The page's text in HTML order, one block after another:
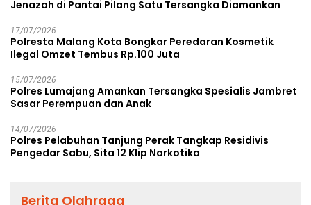
Jenazah di Pantai Pilang Satu Tersangka Diamankan
17/07/2026
Polresta Malang Kota Bongkar Peredaran Kosmetik
Ilegal Omzet Tembus Rp.100 Juta
15/07/2026
Polres Lumajang Amankan Tersangka Spesialis Jambret
Sasar Perempuan dan Anak
14/07/2026
Polres Pelabuhan Tanjung Perak Tangkap Residivis
Pengedar Sabu, Sita 12 Klip Narkotika
Berita Olahraga